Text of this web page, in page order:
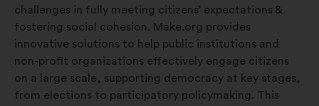
challenges in fully meeting citizens’ expectations &
fostering social cohesion. Make.org provides
innovative solutions to help public institutions and
non-profit organizations effectively engage citizens
on a large scale, supporting democracy at key stages,
from elections to participatory policymaking. This